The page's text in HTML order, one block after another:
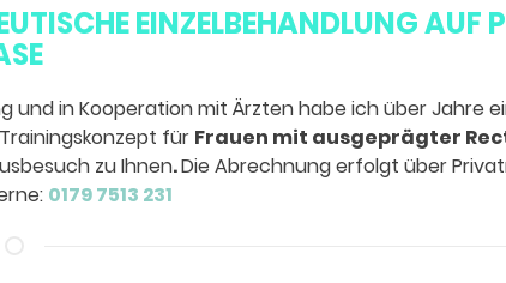
EINZELBEHANDLUNG AUF
und in Kooperation mit Ärzten habe ich über Jahre
für Frauen mit ausgeprägter
zu Ihnen.Die Abrechnung erfolgt über
0179 7513 231